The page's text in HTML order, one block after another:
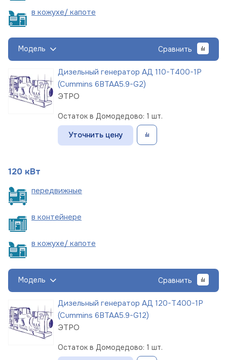
в кожухе/ капоте
Модель Сравнить
Дизельный генератор АД 110-Т400-1Р
(Cummins 6BTAA5.9-G2)
ЭТРО
Остаток в Домодедово: 1 шт.
Уточнить цену
120 кВт
передвижные
в контейнере
в кожухе/ капоте
Модель Сравнить
Дизельный генератор АД 120-Т400-1Р
(Cummins 6BTAA5.9-G12)
ЭТРО
Остаток в Домодедово: 1 шт.